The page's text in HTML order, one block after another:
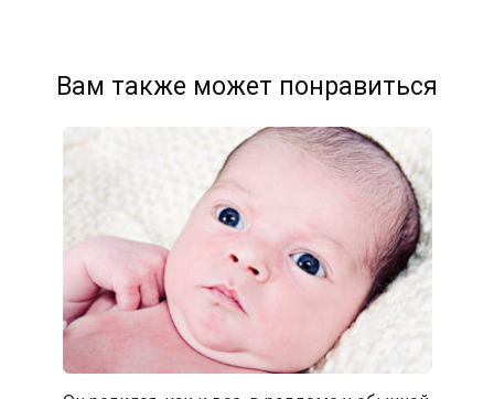
Вам также может понравиться